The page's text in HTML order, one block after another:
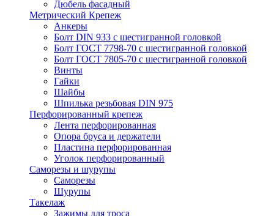
Дюбель фасадный
Метрический Крепеж
Анкеры
Болт DIN 933 с шестигранной головкой
Болт ГОСТ 7798-70 с шестигранной головкой
Болт ГОСТ 7805-70 с шестигранной головкой
Винты
Гайки
Шайбы
Шпилька резьбовая DIN 975
Перфорированный крепеж
Лента перфорированная
Опора бруса и держатели
Пластина перфорированная
Уголок перфорированный
Саморезы и шурупы
Саморезы
Шурупы
Такелаж
Зажимы для троса